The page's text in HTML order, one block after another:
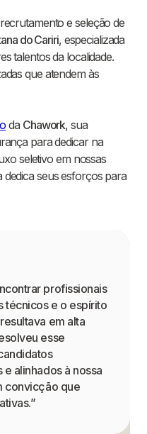
e seleção de
do Cariri, especializada
talentos da localidade.
que atendem às
da Chawork, sua
para dedicar na
seletivo em nossas
seus esforços para
profissionais
técnicos e o espírito
em alta
esse
alinhados à nossa
convicção que